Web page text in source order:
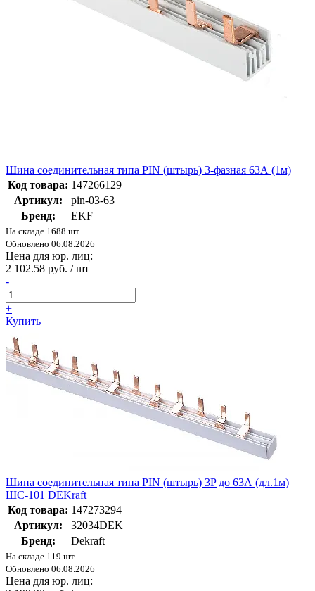
Шина соединительная типа PIN (штырь) 3-фазная 63А (1м)
Код товара: 147266129
Артикул:
pin-03-63
Бренд:
EKF
На складе 1688 шт
Обновлено 06.08.2026
Цена для юр. лиц:
2 102.58 руб. / шт
-
+
Купить
Шина соединительная типа PIN (штырь) 3P до 63А (дл.1м)
ШС-101 DEKraft
Код товара: 147273294
Артикул:
32034DEK
Бренд:
Dekraft
На складе 119 шт
Обновлено 06.08.2026
Цена для юр. лиц: